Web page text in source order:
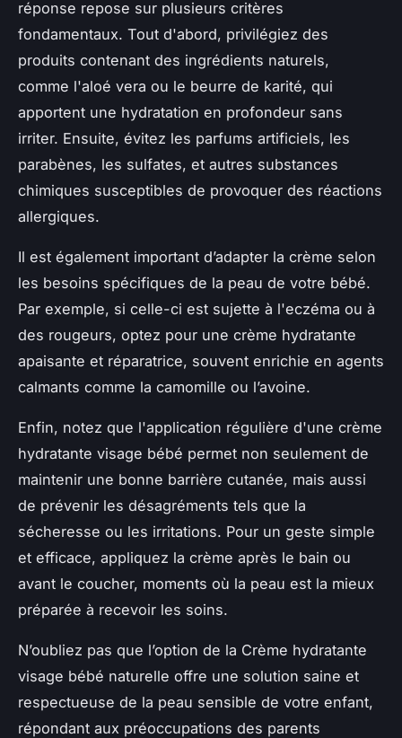
réponse repose sur plusieurs critères
fondamentaux. Tout d'abord, privilégiez des
produits contenant des ingrédients naturels,
comme l'aloé vera ou le beurre de karité, qui
apportent une hydratation en profondeur sans
irriter. Ensuite, évitez les parfums artificiels, les
parabènes, les sulfates, et autres substances
chimiques susceptibles de provoquer des réactions
allergiques.
Il est également important d’adapter la crème selon
les besoins spécifiques de la peau de votre bébé.
Par exemple, si celle-ci est sujette à l'eczéma ou à
des rougeurs, optez pour une crème hydratante
apaisante et réparatrice, souvent enrichie en agents
calmants comme la camomille ou l’avoine.
Enfin, notez que l'application régulière d'une crème
hydratante visage bébé permet non seulement de
maintenir une bonne barrière cutanée, mais aussi
de prévenir les désagréments tels que la
sécheresse ou les irritations. Pour un geste simple
et efficace, appliquez la crème après le bain ou
avant le coucher, moments où la peau est la mieux
préparée à recevoir les soins.
N’oubliez pas que l’option de la Crème hydratante
visage bébé naturelle offre une solution saine et
respectueuse de la peau sensible de votre enfant,
répondant aux préoccupations des parents